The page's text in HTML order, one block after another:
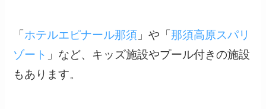
「 ホテルエピナール那須 」や「 那須高原スパリ
ゾート 」など、キッズ施設やプール付きの施設
もあります。